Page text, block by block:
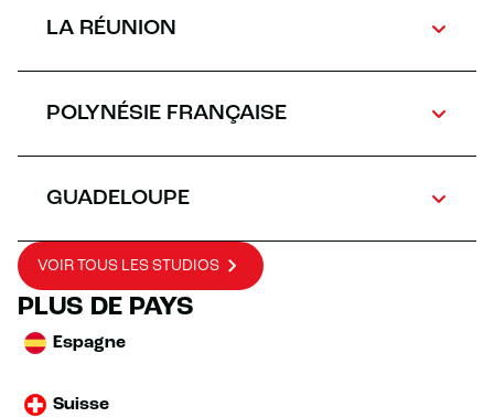
LA RÉUNION
POLYNÉSIE FRANÇAISE
GUADELOUPE
VOIR TOUS LES STUDIOS
PLUS DE PAYS
Espagne
Suisse